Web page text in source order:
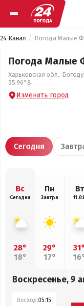
24 Канал Погода Малые
Погода Малые
Харьковская обл.,
35.96°В
Изменить город
Сегодня
Вс
Сегодня
28°
18°
Пн
Завтра
29°
17°
Вт
31°
Воскресенье, 9
Восход:05:15